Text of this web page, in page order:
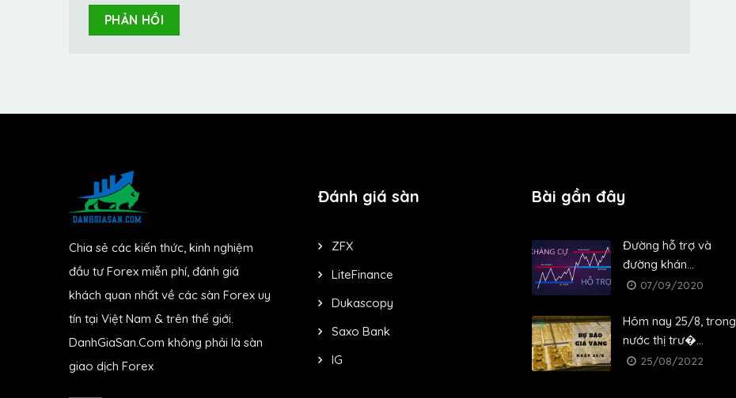
Chia sẻ các kiến thức, kinh nghiệm
đầu tư Forex miễn phí, đánh giá
khách quan nhất về các sàn Forex uy
tín tại Việt Nam & trên thế giới.
DanhGiaSan.Com không phải là sàn
giao dịch Forex
Đánh giá sàn
ZFX
LiteFinance
Dukascopy
Saxo Bank
IG
Bài gần đây
Đường hỗ trợ và
đường khán...
07/09/2020
Hôm nay 25/8, trong
nước thị trư�...
25/08/2022